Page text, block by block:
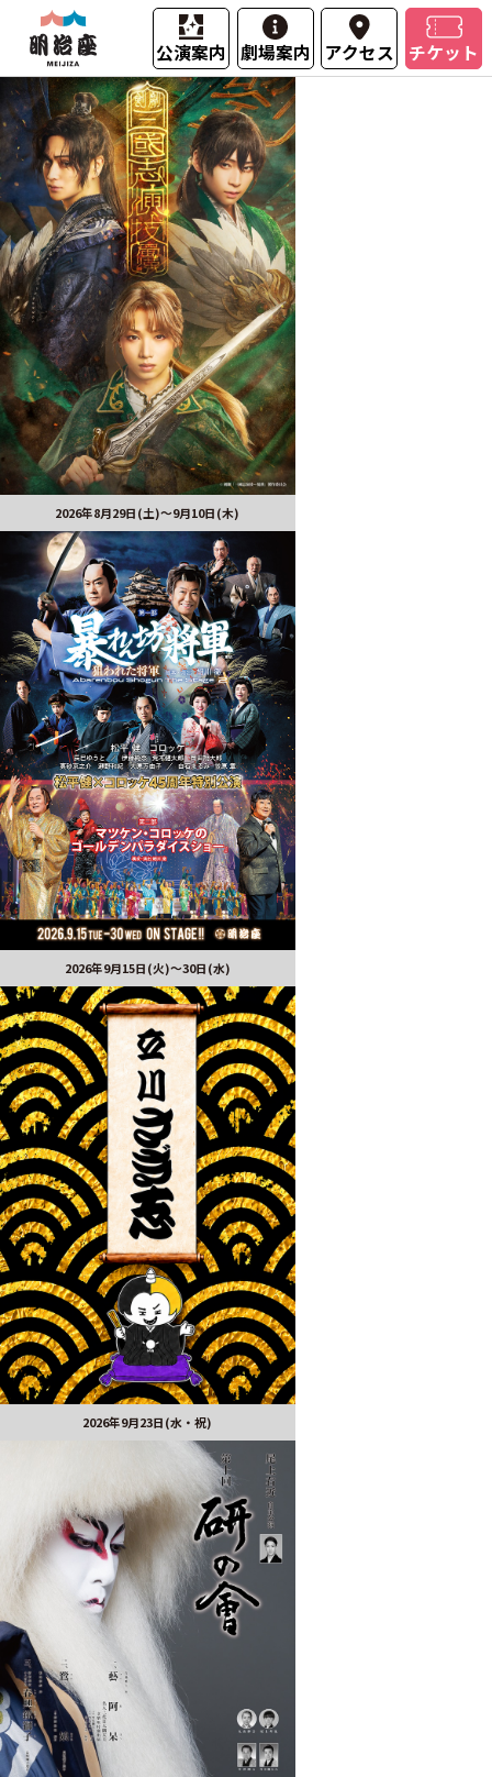
公演案内 劇場案内 アクセス チケット
2026年8月29日(土)〜9月10日(木)
2026年9月15日(火)～30日(水)
2026年9月23日(水・祝)